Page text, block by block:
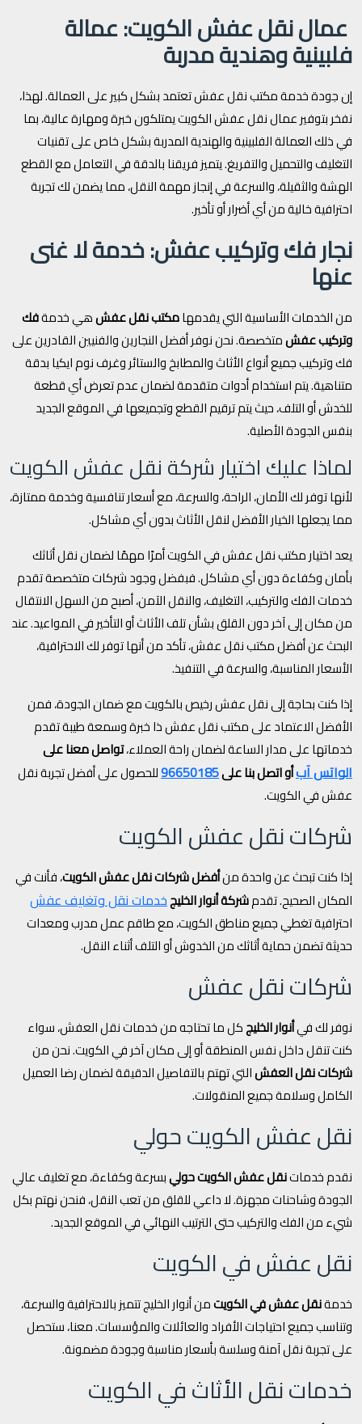
عمال نقل عفش الكويت: عمالة
فلبينية وهندية مدربة
إن جودة خدمة مكتب نقل عفش تعتمد بشكل كبير على العمالة. لهذا،
نفخر بتوفير عمال نقل عفش الكويت يمتلكون خبرة ومهارة عالية، بما
في ذلك العمالة الفلبينية والهندية المدربة بشكل خاص على تقنيات
التغليف والتحميل والتفريغ. يتميز فريقنا بالدقة في التعامل مع القطع
الهشة والثقيلة، والسرعة في إنجاز مهمة النقل، مما يضمن لك تجربة
احترافية خالية من أي أضرار أو تأخير.
نجار فك وتركيب عفش: خدمة لا غنى
عنها
من الخدمات الأساسية التي يقدمهامكتب نقل عفشهي خدمةفك
وتركيب عفشمتخصصة. نحن نوفر أفضل النجارين والفنيين القادرين على
فك وتركيب جميع أنواع الأثاث والمطابخ والستائر وغرف نوم ايكيا بدقة
متناهية. يتم استخدام أدوات متقدمة لضمان عدم تعرض أي قطعة
للخدش أو التلف، حيث يتم ترقيم القطع وتجميعها في الموقع الجديد
بنفس الجودة الأصلية.
لماذا عليك اختيار شركة نقل عفش الكويت
لأنها توفر لك الأمان، الراحة، والسرعة، مع أسعار تنافسية وخدمة ممتازة،
مما يجعلها الخيار الأفضل لنقل الأثاث بدون أي مشاكل.
يعد اختيار مكتب نقل عفش في الكويت أمرًا مهمًا لضمان نقل أثاثك
بأمان وكفاءة دون أي مشاكل. فبفضل وجود شركات متخصصة تقدم
خدمات الفك والتركيب، التغليف، والنقل الآمن، أصبح من السهل الانتقال
من مكان إلى آخر دون القلق بشأن تلف الأثاث أو التأخير في المواعيد. عند
البحث عن أفضل مكتب نقل عفش، تأكد من أنها توفر لك الاحترافية،
الأسعار المناسبة، والسرعة في التنفيذ.
إذا كنت بحاجة إلى نقل عفش رخيص بالكويت مع ضمان الجودة، فمن
الأفضل الاعتماد على مكتب نقل عفش ذا خبرة وسمعة طيبة تقدم
خدماتها على مدار الساعة لضمان راحة العملاء،تواصل معنا على
الواتس آبأو اتصل بنا على96650185للحصول على أفضل تجربة نقل
عفش في الكويت.
شركات نقل عفش الكويت
إذا كنت تبحث عن واحدة منأفضل شركات نقل عفش الكويت، فأنت في
المكان الصحيح. تقدمشركة أنوار الخليجخدمات نقل وتغليف عفش
احترافية تغطي جميع مناطق الكويت، مع طاقم عمل مدرب ومعدات
حديثة تضمن حماية أثاثك من الخدوش أو التلف أثناء النقل.
شركات نقل عفش
نوفر لك فيأنوار الخليجكل ما تحتاجه من خدمات نقل العفش، سواء
كنت تنقل داخل نفس المنطقة أو إلى مكان آخر في الكويت. نحن من
شركات نقل العفشالتي تهتم بالتفاصيل الدقيقة لضمان رضا العميل
الكامل وسلامة جميع المنقولات.
نقل عفش الكويت حولي
نقدم خدماتنقل عفش الكويت حوليبسرعة وكفاءة، مع تغليف عالي
الجودة وشاحنات مجهزة. لا داعي للقلق من تعب النقل، فنحن نهتم بكل
شيء من الفك والتركيب حتى الترتيب النهائي في الموقع الجديد.
نقل عفش في الكويت
خدمةنقل عفش في الكويتمن أنوار الخليج تتميز بالاحترافية والسرعة،
وتناسب جميع احتياجات الأفراد والعائلات والمؤسسات. معنا، ستحصل
على تجربة نقل آمنة وسلسة بأسعار مناسبة وجودة مضمونة.
خدمات نقل الأثاث في الكويت